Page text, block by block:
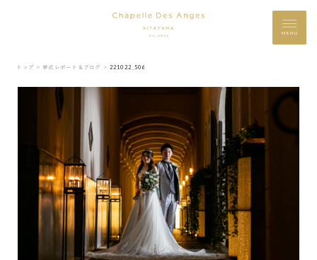
MENU
トップ ＞ 挙式レポート＆ブログ ＞ 221022_506